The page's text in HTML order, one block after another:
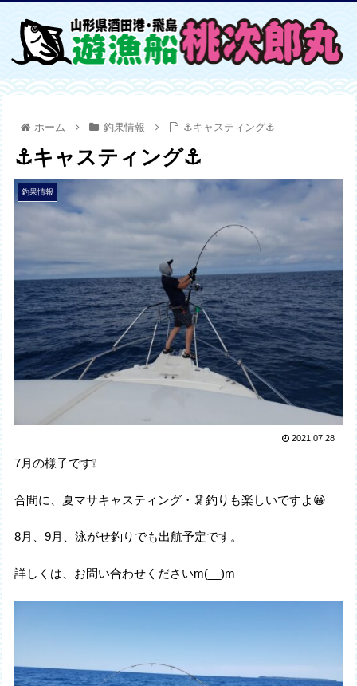
ホーム 釣果情報 ⚓キャスティング⚓
⚓キャスティング⚓
釣果情報
2021.07.28
7月の様子です❕
合間に、夏マサキャスティング・🦑釣りも楽しいですよ😀
8月、9月、泳がせ釣りでも出航予定です。
詳しくは、お問い合わせくださいm(__)m